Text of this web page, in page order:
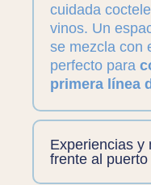
cuidada
vinos. Un
se mezcla con
perfecto para
primera línea
Experiencias y
frente al puerto